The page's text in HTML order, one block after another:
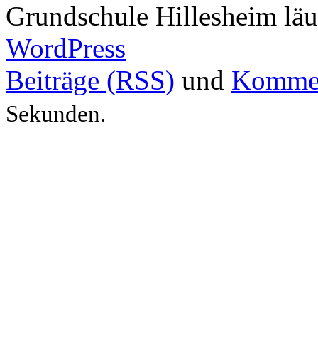
Grundschule Hillesheim
WordPress
Beiträge (RSS) und
Sekunden.